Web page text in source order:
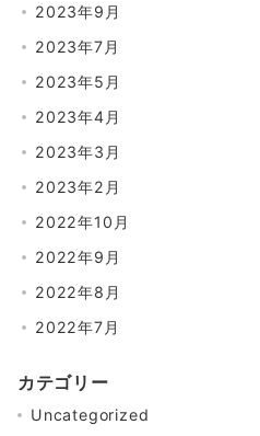
2023年9月
2023年7月
2023年5月
2023年4月
2023年3月
2023年2月
2022年10月
2022年9月
2022年8月
2022年7月
カテゴリー
Uncategorized